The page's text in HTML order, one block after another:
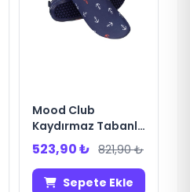
Mood Club
Kaydırmaz Tabanlı
Havuz Deniz
Ayakkabısı 42-43
523,90 ₺ 821,90 ₺
Sepete Ekle